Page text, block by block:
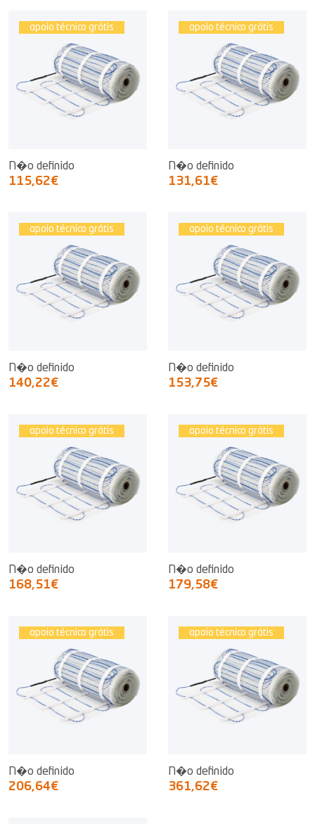
apoio técnico grátis
N�o definido
115,62€
apoio técnico grátis
N�o definido
131,61€
apoio técnico grátis
N�o definido
140,22€
apoio técnico grátis
N�o definido
153,75€
apoio técnico grátis
N�o definido
168,51€
apoio técnico grátis
N�o definido
179,58€
apoio técnico grátis
N�o definido
206,64€
apoio técnico grátis
N�o definido
361,62€